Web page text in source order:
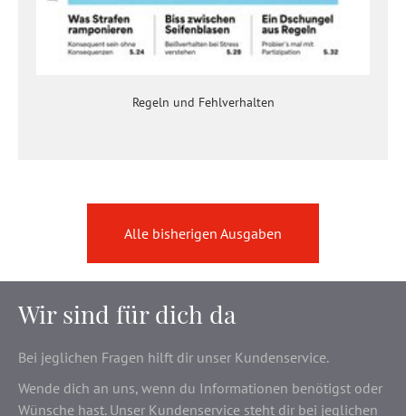
Regeln und Fehlverhalten
Alle bisherigen Ausgaben
Wir sind für dich da
Bei jeglichen Fragen hilft dir unser Kundenservice.
Wende dich an uns, wenn du Informationen benötigst oder
Wünsche hast. Unser Kundenservice steht dir bei jeglichen